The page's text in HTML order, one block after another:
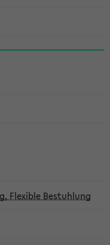
Flexible Bestuhlung